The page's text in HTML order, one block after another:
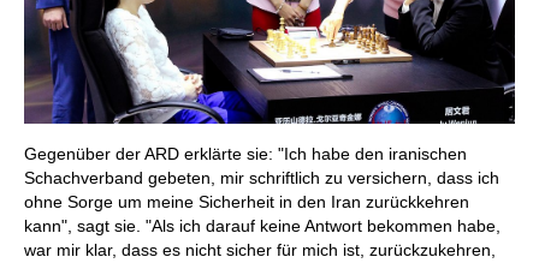
Gegenüber der ARD erklärte sie: "Ich habe den iranischen
Schachverband gebeten, mir schriftlich zu versichern, dass ich
ohne Sorge um meine Sicherheit in den Iran zurückkehren
kann", sagt sie. "Als ich darauf keine Antwort bekommen habe,
war mir klar, dass es nicht sicher für mich ist, zurückzukehren,